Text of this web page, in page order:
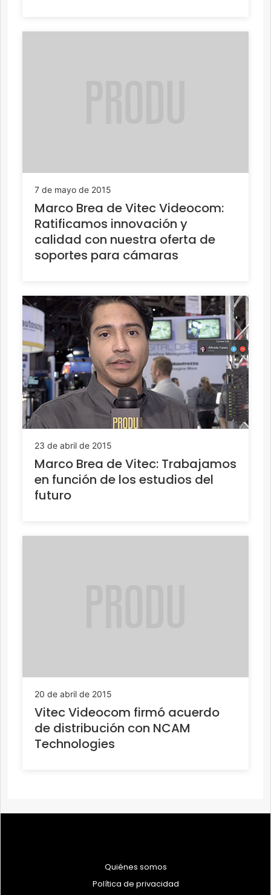
7 de mayo de 2015
Marco Brea de Vitec Videocom:
Ratificamos innovación y
calidad con nuestra oferta de
soportes para cámaras
23 de abril de 2015
Marco Brea de Vitec: Trabajamos
en función de los estudios del
futuro
20 de abril de 2015
Vitec Videocom firmó acuerdo
de distribución con NCAM
Technologies
Quiénes somos
Política de privacidad